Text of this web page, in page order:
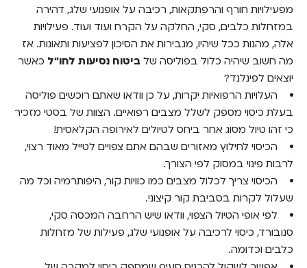
האם הביטוח הבריאותי הישראלי יעזור אם אצטרך
טיפולים רפואיים בפינלנד?
מה צריך לדעת על ביטוח לפעילויות חורף
האם כדאי לרכוש ביטוח ביטול נסיעה מורחב לטיול
בפינלנד בחורף?
כיצד הקור הקיצוני בפינלנד משפיע על הביטוח
וכיצד להתגונן?
מפעילויות חורף והרפתקאות, רכיבה על אופנועי שלג, דהירה
במזחלות כלבים, סקי, החלקה על הקרח ועוד ועוד. פעילויות
אלה, מהנות ככל שיהיו, מגבירות את הסיכון לפציעות ותאונות. אז
מה חשוב שיהיה כלול בפוליסה של ביטוח נסיעות לחו"ל כאשר
יוצאים לפינלנד?
העלויות הרפואיות יקרות, על כן וודאו שאתם רוכשים פוליסה
בעלת כיסוי מספק לשלל מצבים רפואיים. הצוות של בסטי מזכיר
כי זהו טיול מסוג אחר ביחס לטיולים לאירופה הקלאסית!
הכיסוי לחילוץ מאזורים שבהם אתם צפויים לטייל מאוד רצוי,
לרבות פינוי במסוק לפי הצורך.
הכיסוי צריך לכלול מצבים כמו כוויות קור, היפותרמיה וכל מה
שעלול לקרות בסביבת קור קיצוני.
לפי אופי הטיול הצפוי, וודאו שיש הרחבה המכסה סקי,
סנובורד, כיסוי לרכיבה על אופנועי שלג, פעילות של מזחלות
כלבים וכדומה.